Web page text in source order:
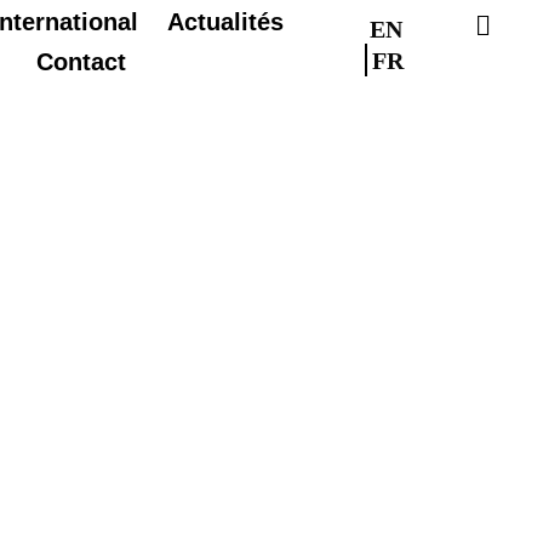
Actualités
Contact
EN
FR